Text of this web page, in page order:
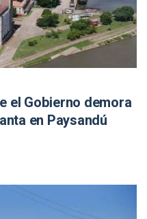
el Gobierno demora
en Paysandú